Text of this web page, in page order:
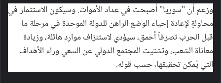
وزعم أن "سوريا" أصبحت في عداد الأموات. وسيكون الاستثمار في
محاولةٍ لإعادة إحياء الوضع الراهن للدولة الموحدة في مرحلة ما
قبل الحرب تصرفاً أحمق، سيؤدي لاستنزاف موارد هائلة، وزيادة
معاناة الشعب، وتشتيت المجتمع الدولي عن السعي وراء الأهداف
التي يُمكن تحقيقها، حسب قوله.